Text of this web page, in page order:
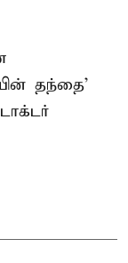
தந்தை’